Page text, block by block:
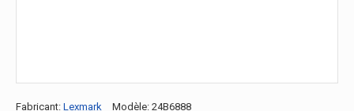
Fabricant: Lexmark Modèle: 24B6888